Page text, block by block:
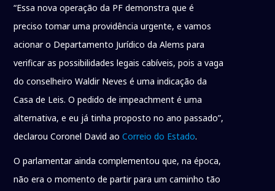
“Essa nova operação da PF demonstra que é
preciso tomar uma providência urgente, e vamos
acionar o Departamento Jurídico da Alems para
verificar as possibilidades legais cabíveis, pois a vaga
do conselheiro Waldir Neves é uma indicação da
Casa de Leis. O pedido de impeachment é uma
alternativa, e eu já tinha proposto no ano passado”,
declarou Coronel David aoCorreio do Estado.
O parlamentar ainda complementou que, na época,
não era o momento de partir para um caminho tão